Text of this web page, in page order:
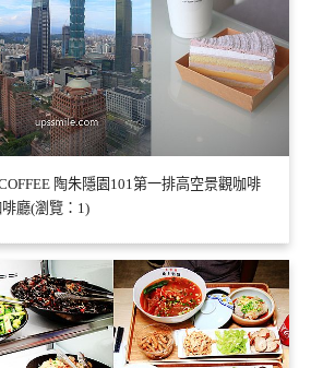
陶朱隱園101第一排高空景觀咖啡
廳(瀏覽：1)